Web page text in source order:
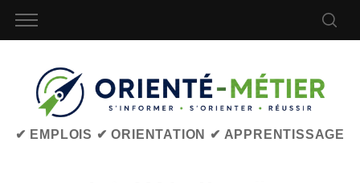
✔ EMPLOIS ✔ ORIENTATION ✔ APPRENTISSAGE